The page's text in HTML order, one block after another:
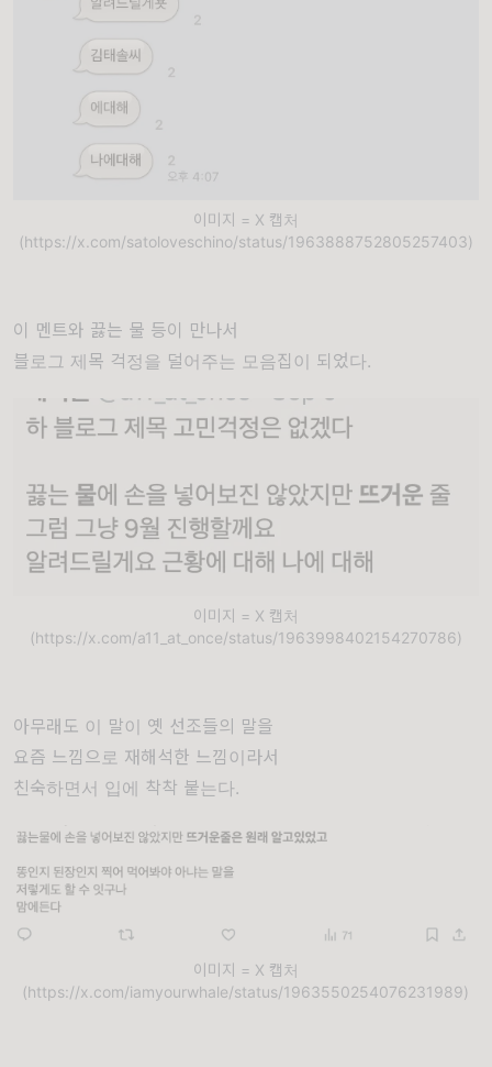
이미지 = X 캡처
(https://x.com/satoloveschino/status/1963888752805257403)
이 멘트와 끓는 물 등이 만나서
블로그 제목 걱정을 덜어주는 모음집이 되었다.
이미지 = X 캡처
(https://x.com/a11_at_once/status/1963998402154270786)
아무래도 이 말이 옛 선조들의 말을
요즘 느낌으로 재해석한 느낌이라서
친숙하면서 입에 착착 붙는다.
이미지 = X 캡처
(https://x.com/iamyourwhale/status/1963550254076231989)